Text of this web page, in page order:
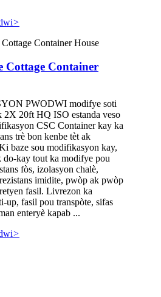
>
Cottage Container
PWODWI modifye soti
2X 20ft HQ ISO estanda veso
CSC Container kay ka
trè bon kenbe tèt ak
baze sou modifikasyon kay,
do-kay tout ka modifye pou
fòs, izolasyon chalè,
imidite, pwòp ak pwòp
fasil. Livrezon ka
up, fasil pou transpòte, sifas
enteryè kapab ...
>